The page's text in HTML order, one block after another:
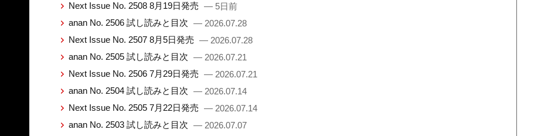
Next Issue No. 2508 8月19日発売 — 5日前
anan No. 2506 試し読みと目次 — 2026.07.28
Next Issue No. 2507 8月5日発売 — 2026.07.28
anan No. 2505 試し読みと目次 — 2026.07.21
Next Issue No. 2506 7月29日発売 — 2026.07.21
anan No. 2504 試し読みと目次 — 2026.07.14
Next Issue No. 2505 7月22日発売 — 2026.07.14
anan No. 2503 試し読みと目次 — 2026.07.07